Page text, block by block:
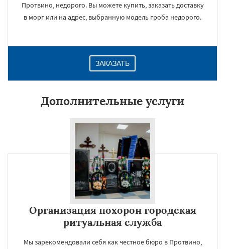
Протвино, недорого. Вы можете купить, заказать доставку
в морг или на адрес, выбранную модель гроба недорого.
ЗАКАЗАТЬ
Дополнительные услуги
Организация похорон городская
ритуальная служба
Мы зарекомендовали себя как честное бюро в Протвино,